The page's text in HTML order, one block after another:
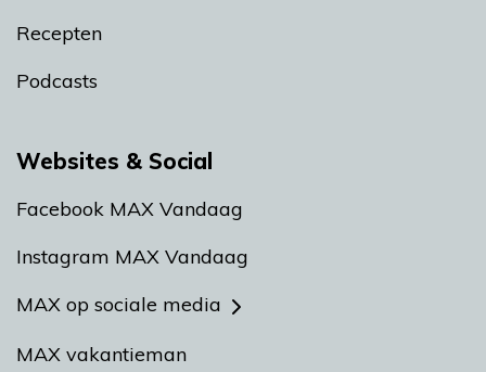
Recepten
Podcasts
Websites & Social
Facebook MAX Vandaag
Instagram MAX Vandaag
MAX op sociale media
MAX vakantieman